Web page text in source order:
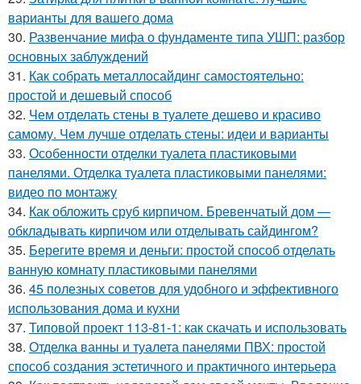
варианты для вашего дома
30. Развенчание мифа о фундаменте типа УШП: разбор
основных заблуждений
31. Как собрать металлосайдинг самостоятельно:
простой и дешевый способ
32. Чем отделать стены в туалете дешево и красиво
самому. Чем лучше отделать стены: идеи и варианты
33. Особенности отделки туалета пластиковыми
панелями. Отделка туалета пластиковыми панелями:
видео по монтажу
34. Как обложить сруб кирпичом. Бревенчатый дом —
обкладывать кирпичом или отделывать сайдингом?
35. Берегите время и деньги: простой способ отделать
ванную комнату пластиковыми панелями
36. 45 полезных советов для удобного и эффективного
использования дома и кухни
37. Типовой проект 113-81-1: как скачать и использовать
38. Отделка ванны и туалета панелями ПВХ: простой
способ создания эстетичного и практичного интерьера